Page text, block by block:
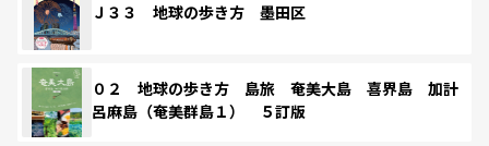
Ｊ３３ 地球の歩き方 墨田区
０２ 地球の歩き方 島旅 奄美大島 喜界島 加計
呂麻島（奄美群島１） ５訂版